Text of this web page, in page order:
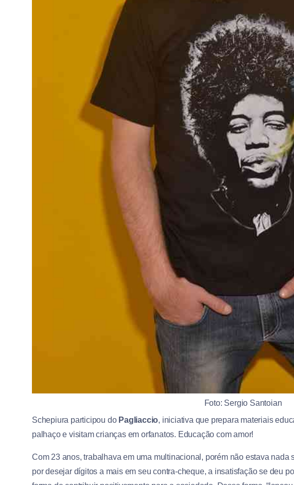
Foto: Sergio Santoian
Schepiura participou do Pagliaccio, iniciativa que prepara materiais
palhaço e visitam crianças em orfanatos. Educação com amor!
Com 23 anos, trabalhava em uma multinacional, porém não estava nada
por desejar dígitos a mais em seu contra-cheque, a insatisfação se deu